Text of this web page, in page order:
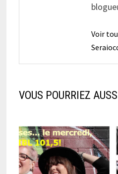
Voir
VOUS POURRIEZ